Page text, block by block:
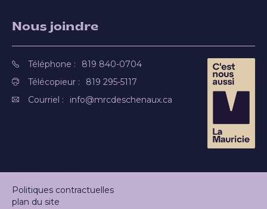
Nous joindre
Téléphone :
819 840-0704
Télécopieur :
819 295-5117
Courriel :
info@mrcdeschenaux.ca
Politiques contractuelles
plan du site